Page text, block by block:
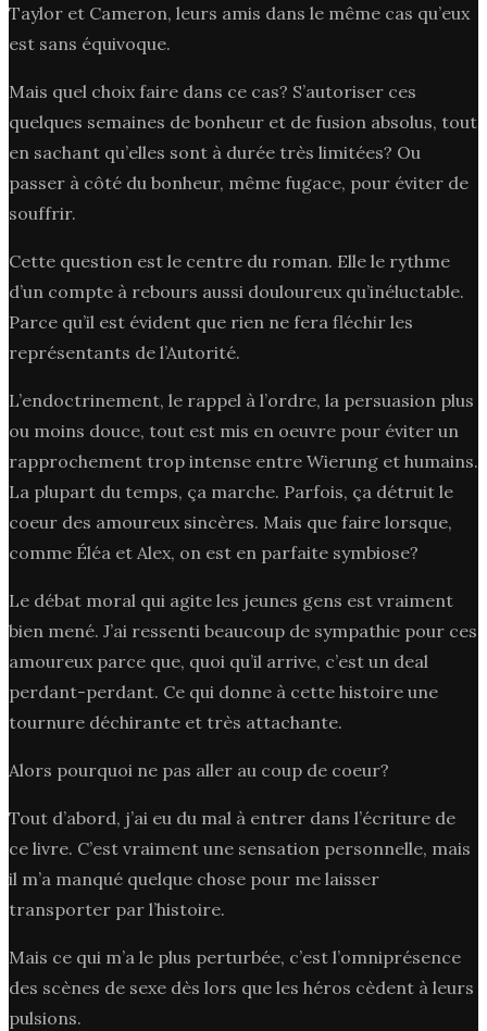
Taylor et Cameron, leurs amis dans le même cas qu’eux
est sans équivoque.
Mais quel choix faire dans ce cas? S’autoriser ces
quelques semaines de bonheur et de fusion absolus, tout
en sachant qu’elles sont à durée très limitées? Ou
passer à côté du bonheur, même fugace, pour éviter de
souffrir.
Cette question est le centre du roman. Elle le rythme
d’un compte à rebours aussi douloureux qu’inéluctable.
Parce qu’il est évident que rien ne fera fléchir les
représentants de l’Autorité.
L’endoctrinement, le rappel à l’ordre, la persuasion plus
ou moins douce, tout est mis en oeuvre pour éviter un
rapprochement trop intense entre Wierung et humains.
La plupart du temps, ça marche. Parfois, ça détruit le
coeur des amoureux sincères. Mais que faire lorsque,
comme Éléa et Alex, on est en parfaite symbiose?
Le débat moral qui agite les jeunes gens est vraiment
bien mené. J’ai ressenti beaucoup de sympathie pour ces
amoureux parce que, quoi qu’il arrive, c’est un deal
perdant-perdant. Ce qui donne à cette histoire une
tournure déchirante et très attachante.
Alors pourquoi ne pas aller au coup de coeur?
Tout d’abord, j’ai eu du mal à entrer dans l’écriture de
ce livre. C’est vraiment une sensation personnelle, mais
il m’a manqué quelque chose pour me laisser
transporter par l’histoire.
Mais ce qui m’a le plus perturbée, c’est l’omniprésence
des scènes de sexe dès lors que les héros cèdent à leurs
pulsions.